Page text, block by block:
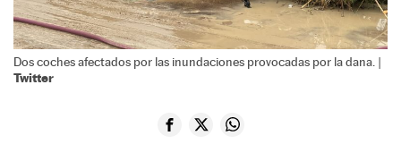
Dos coches afectados por las inundaciones provocadas por la dana. |
Twitter